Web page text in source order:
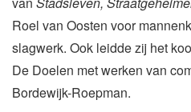
Roel van Oosten voor
slagwerk. Ook leidde zij het
De Doelen met werken van
Bordewijk-Roepman.